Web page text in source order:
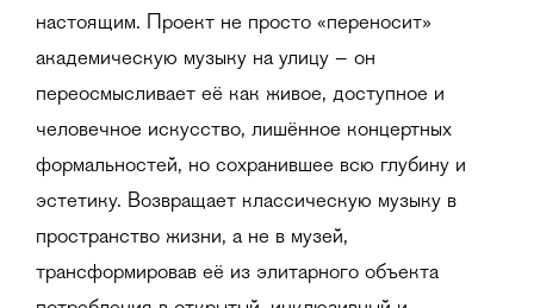
настоящим. Проект не просто «переносит»
академическую музыку на улицу – он
переосмысливает её как живое, доступное и
человечное искусство, лишённое концертных
формальностей, но сохранившее всю глубину и
эстетику. Возвращает классическую музыку в
пространство жизни, а не в музей,
трансформировав её из элитарного объекта